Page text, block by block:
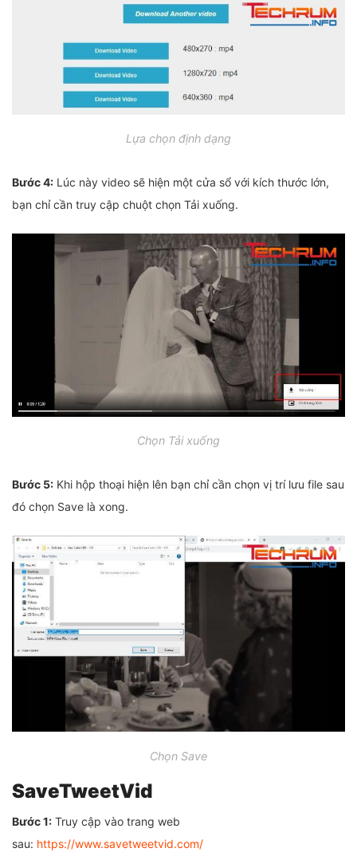
Lựa chọn định dạng
Bước 4: Lúc này video sẽ hiện một cửa sổ với kích thước lớn,
bạn chỉ cần truy cập chuột chọn Tải xuống.
Chọn Tải xuống
Bước 5: Khi hộp thoại hiện lên bạn chỉ cần chọn vị trí lưu file sau
đó chọn Save là xong.
Chọn Save
SaveTweetVid
Bước 1: Truy cập vào trang web
sau: https://www.savetweetvid.com/